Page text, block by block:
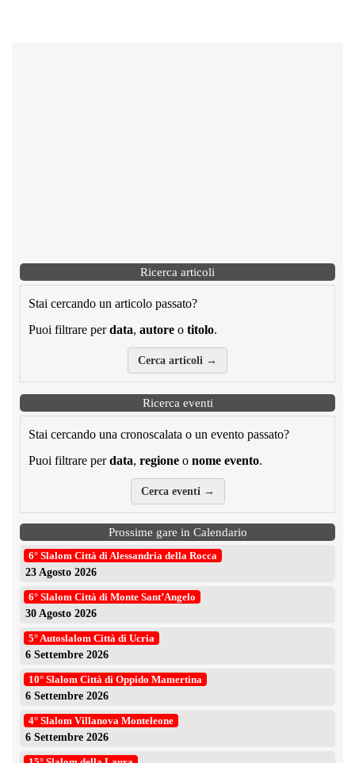
Ricerca articoli
Stai cercando un articolo passato?
Puoi filtrare perdata, autore o titolo.
Cerca articoli →
Ricerca eventi
Stai cercando una cronoscalata o un evento passato?
Puoi filtrare perdata, regione o nome evento.
Cerca eventi →
Prossime gare in Calendario
6° Slalom Città di Alessandria della Rocca
23 Agosto 2026
6° Slalom Città di Monte Sant’Angelo
30 Agosto 2026
5° Autoslalom Città di Ucria
6 Settembre 2026
10° Slalom Città di Oppido Mamertina
6 Settembre 2026
4° Slalom Villanova Monteleone
6 Settembre 2026